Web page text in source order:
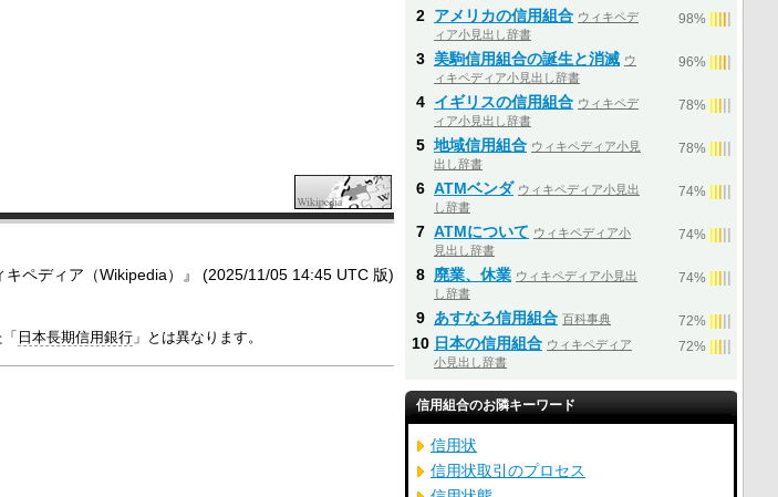
キペディア（Wikipedia）』 (2025/11/05 14:45 UTC 版)
日本長期信用銀行」とは異なります。
2 アメリカの信用組合 ウィキペデ
ィア小見出し辞書
98%
3 美駒信用組合の誕生と消滅 ウ
ィキペディア小見出し辞書
96%
4 イギリスの信用組合 ウィキペデ
ィア小見出し辞書
78%
5 地域信用組合 ウィキペディア小見
出し辞書
78%
6 ATMベンダ ウィキペディア小見出
し辞書
74%
7 ATMについて ウィキペディア小
見出し辞書
74%
8 廃業、休業 ウィキペディア小見出
し辞書
74%
9 あすなろ信用組合 百科事典 72%
10 日本の信用組合 ウィキペディア
小見出し辞書
72%
信用組合のお隣キーワード
信用状
信用状取引のプロセス